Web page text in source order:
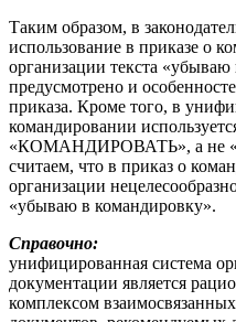
Таким образом, в
использование в приказе о
организации текста
предусмотрено и
приказа. Кроме того, в
командировании
«КОМАНДИРОВАТЬ», а не
считаем, что в приказ о
организации
«убываю в командировку».
Справочно:
унифицированная система
документации является
комплексом